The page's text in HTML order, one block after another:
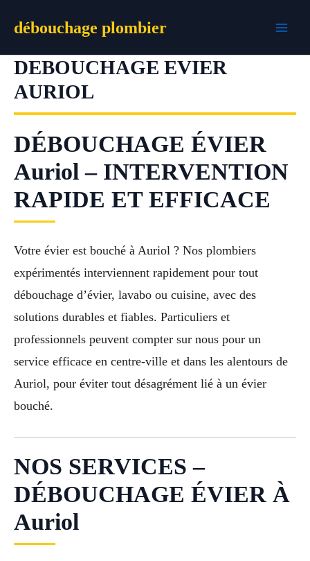
débouchage plombier
DEBOUCHAGE EVIER
AURIOL
DÉBOUCHAGE ÉVIER
Auriol – INTERVENTION
RAPIDE ET EFFICACE
Votre évier est bouché à Auriol ? Nos plombiers
expérimentés interviennent rapidement pour tout
débouchage d’évier, lavabo ou cuisine, avec des
solutions durables et fiables. Particuliers et
professionnels peuvent compter sur nous pour un
service efficace en centre-ville et dans les alentours de
Auriol, pour éviter tout désagrément lié à un évier
bouché.
NOS SERVICES –
DÉBOUCHAGE ÉVIER À
Auriol